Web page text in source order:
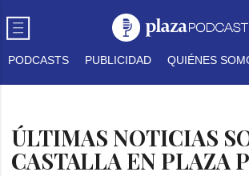
PODCASTS PUBLICIDAD QUIÉNES
ÚLTIMAS NOTICIAS
CASTALLA EN PLAZA